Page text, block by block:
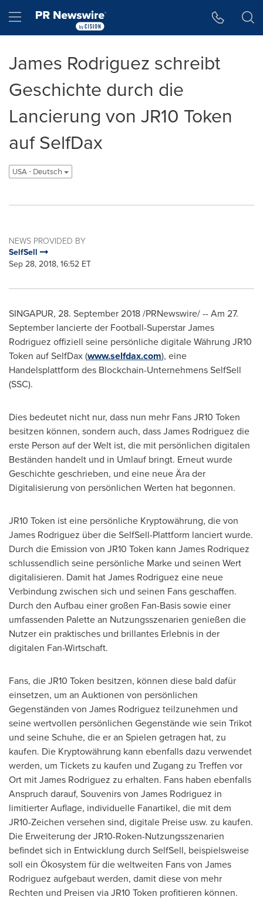
Hamburger menu
James Rodriguez schreibt
Geschichte durch die
Lancierung von JR10 Token
auf SelfDax
USA - Deutsch
NEWS PROVIDED BY
SelfSell
Sep 28, 2018, 16:52 ET
SINGAPUR, 28. September 2018/PRNewswire/ -- Am 27.
September lancierte der Football-SuperstarJames
Rodriguez offiziell seine persönliche digitale Währung JR10
Token auf SelfDax (www.selfdax.com), eine
Handelsplattform des Blockchain-Unternehmens SelfSell
(SSC).
Dies bedeutet nicht nur, dass nun mehr Fans JR10 Token
besitzen können, sondern auch, dassJames Rodriguez die
erste Person auf der Welt ist, die mit persönlichen digitalen
Beständen handelt und in Umlauf bringt. Erneut wurde
Geschichte geschrieben, und eine neue Ära der
Digitalisierung von persönlichen Werten hat begonnen.
JR10 Token ist eine persönliche Kryptowährung, die von
James Rodriguez über die SelfSell-Plattform lanciert wurde.
Durch die Emission von JR10 Token kann James Rodriquez
schlussendlich seine persönliche Marke und seinen Wert
digitalisieren. Damit hatJames Rodriguez eine neue
Verbindung zwischen sich und seinen Fans geschaffen.
Durch den Aufbau einer großen Fan-Basis sowie einer
umfassenden Palette an Nutzungsszenarien genießen die
Nutzer ein praktisches und brillantes Erlebnis in der
digitalen Fan-Wirtschaft.
Fans, die JR10 Token besitzen, können diese bald dafür
einsetzen, um an Auktionen von persönlichen
Gegenständen von James Rodriguez teilzunehmen und
seine wertvollen persönlichen Gegenstände wie sein Trikot
und seine Schuhe, die er an Spielen getragen hat, zu
kaufen. Die Kryptowährung kann ebenfalls dazu verwendet
werden, um Tickets zu kaufen und Zugang zu Treffen vor
Ort mitJames Rodriguez zu erhalten. Fans haben ebenfalls
Anspruch darauf, Souvenirs von James Rodriguez in
limitierter Auflage, individuelle Fanartikel, die mit dem
JR10-Zeichen versehen sind, digitale Preise usw. zu kaufen.
Die Erweiterung der JR10-Roken-Nutzungsszenarien
befindet sich in Entwicklung durch SelfSell, beispielsweise
soll ein Ökosystem für die weltweiten Fans von James
Rodriguez aufgebaut werden, damit diese von mehr
Rechten und Preisen via JR10 Token profitieren können.